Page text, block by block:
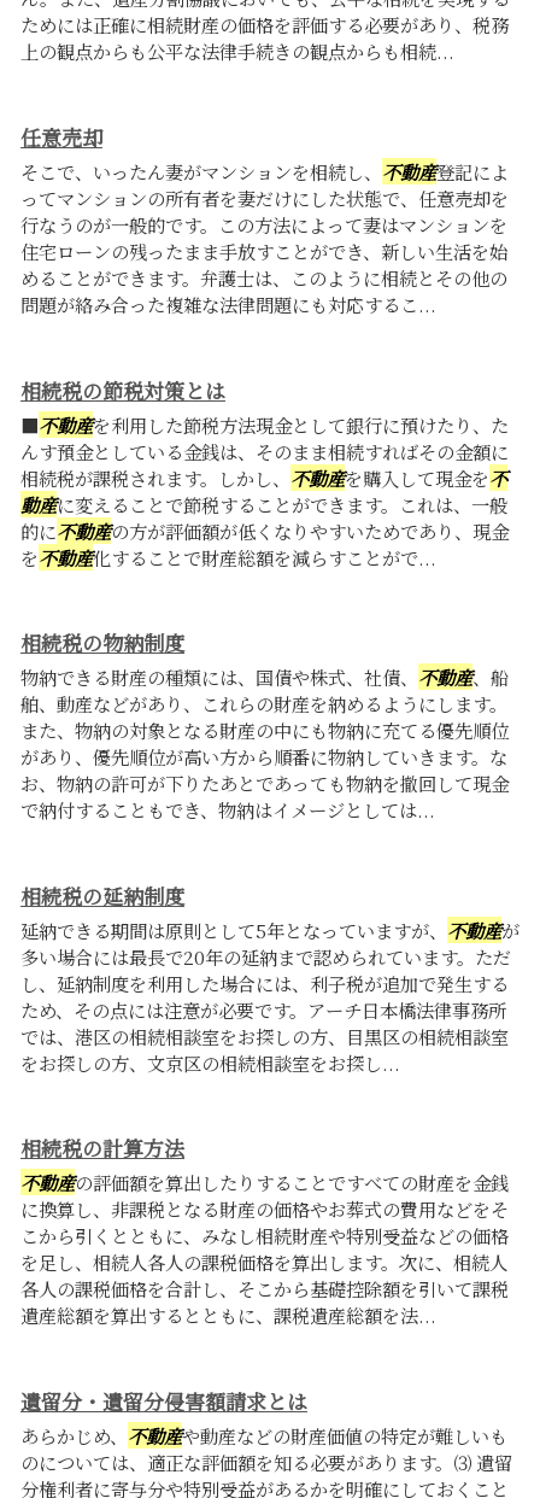
ためには正確に相続財産の価格を評価する必要があり、税務
上の観点からも公平な法律手続きの観点からも相続...
任意売却
そこで、いったん妻がマンションを相続し、 不動産登記によ
ってマンションの所有者を妻だけにした状態で、任意売却を
行なうのが一般的です。この方法によって妻はマンションを
住宅ローンの残ったまま手放すことができ、新しい生活を始
めることができます。弁護士は、このように相続とその他の
問題が絡み合った複雑な法律問題にも対応するこ...
相続税の節税対策とは
■不動産を利用した節税方法現金として銀行に預けたり、た
んす預金としている金銭は、そのまま相続すればその金額に
相続税が課税されます。しかし、 不動産を購入して現金を不
動産に変えることで節税することができます。これは、一般
的に不動産の方が評価額が低くなりやすいためであり、現金
を不動産化することで財産総額を減らすことがで...
相続税の物納制度
物納できる財産の種類には、国債や株式、社債、 不動産、船
舶、動産などがあり、これらの財産を納めるようにします。
また、物納の対象となる財産の中にも物納に充てる優先順位
があり、優先順位が高い方から順番に物納していきます。な
お、物納の許可が下りたあとであっても物納を撤回して現金
で納付することもでき、物納はイメージとしては...
相続税の延納制度
延納できる期間は原則として5年となっていますが、 不動産が
多い場合には最長で20年の延納まで認められています。ただ
し、延納制度を利用した場合には、利子税が追加で発生する
ため、その点には注意が必要です。アーチ日本橋法律事務所
では、港区の相続相談室をお探しの方、目黒区の相続相談室
をお探しの方、文京区の相続相談室をお探し...
相続税の計算方法
不動産の評価額を算出したりすることですべての財産を金銭
に換算し、非課税となる財産の価格やお葬式の費用などをそ
こから引くとともに、みなし相続財産や特別受益などの価格
を足し、相続人各人の課税価格を算出します。次に、相続人
各人の課税価格を合計し、そこから基礎控除額を引いて課税
遺産総額を算出するとともに、課税遺産総額を法...
遺留分・遺留分侵害額請求とは
あらかじめ、 不動産や動産などの財産価値の特定が難しいも
のについては、適正な評価額を知る必要があります。⑶ 遺留
分権利者に寄与分や特別受益があるかを明確にしておくこと